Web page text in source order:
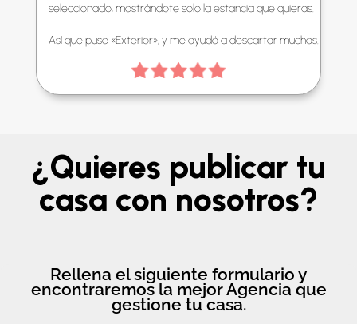
seleccionado, mostrándote solo la estancia que quieras.
Así que puse «Exterior», y me ayudó a descartar muchas.
¿Quieres publicar tu
casa con nosotros?
Rellena el siguiente formulario y
encontraremos la mejor Agencia que
gestione tu casa.